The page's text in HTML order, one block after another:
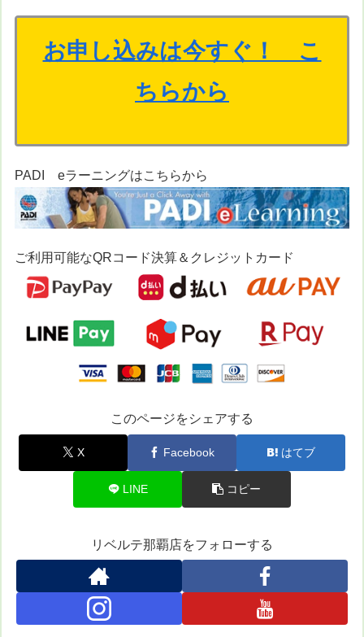
お申し込みは今すぐ！ こ
ちらから
PADI eラーニングはこちらから
ご利用可能なQRコード決算＆クレジットカード
このページをシェアする
X Facebook はてブ
LINE コピー
リベルテ那覇店をフォローする